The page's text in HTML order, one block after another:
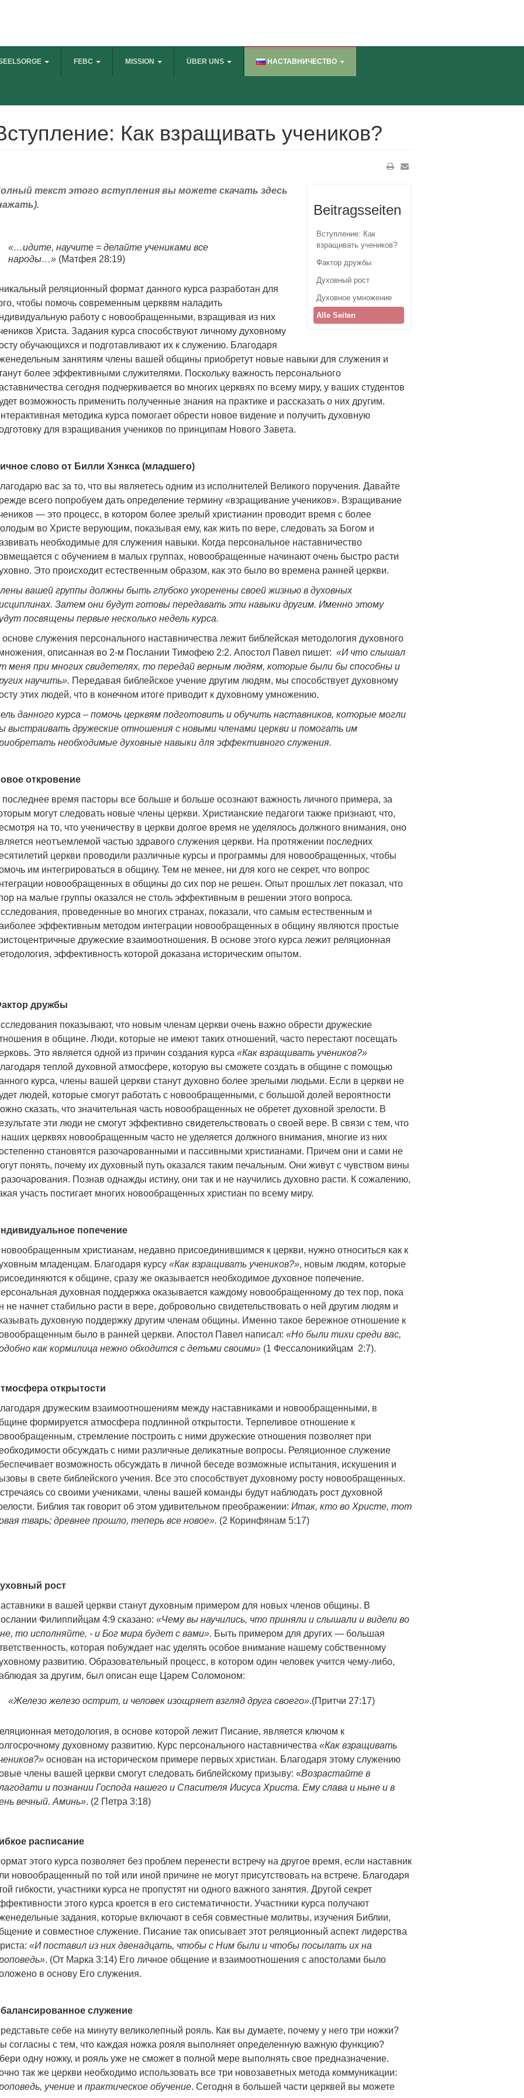
FEBC MISSION ÜBER UNS НАСТАВНИЧЕСТВО
Как взращивать учеников?
Beitragsseiten
Вступление: Как
взращивать учеников?
Фактор дружбы
Духовный рост
Духовное умножение
Alle Seiten
текст этого вступления вы можете скачать здесь
«…идите, научите = делайте учениками все
народы…» (Матфея 28:19)
реляционный формат данного курса разработан для
чтобы помочь современным церквям наладить
работу с новообращенными, взращивая из них
Христа. Задания курса способствуют личному духовному
обучающихся и подготавливают их к служению. Благодаря
занятиям члены вашей общины приобретут новые навыки для служения и
более эффективными служителями. Поскольку важность персонального
сегодня подчеркивается во многих церквях по всему миру, у ваших студентов
возможность применить полученные знания на практике и рассказать о них другим.
методика курса помогает обрести новое видение и получить духовную
для взращивания учеников по принципам Нового Завета.
слово от Билли Хэнкса (младшего)
вас за то, что вы являетесь одним из исполнителей Великого поручения. Давайте
всего попробуем дать определение термину «взращивание учеников». Взращивание
— это процесс, в котором более зрелый христианин проводит время с более
во Христе верующим, показывая ему, как жить по вере, следовать за Богом и
необходимые для служения навыки. Когда персональное наставничество
с обучением в малых группах, новообращенные начинают очень быстро расти
Это происходит естественным образом, как это было во времена ранней церкви.
вашей группы должны быть глубоко укоренены своей жизнью в духовных
Затем они будут готовы передавать эти навыки другим. Именно этому
посвящены первые несколько недель курса.
основе служения персонального наставничества лежит библейская методология духовного
описанная во 2-м Послании Тимофею 2:2. Апостол Павел пишет: «И что слышал
меня при многих свидетелях, то передай верным людям, которые были бы способны и
научить». Передавая библейское учение другим людям, мы способствует духовному
этих людей, что в конечном итоге приводит к духовному умножению.
данного курса – помочь церквям подготовить и обучить наставников, которые могли
выстраивать дружеские отношения с новыми членами церкви и помогать им
необходимые духовные навыки для эффективного служения.
откровение
последнее время пасторы все больше и больше осознают важность личного примера, за
могут следовать новые члены церкви. Христианские педагоги также признают, что,
на то, что ученичеству в церкви долгое время не уделялось должного внимания, оно
неотъемлемой частью здравого служения церкви. На протяжении последних
церкви проводили различные курсы и программы для новообращенных, чтобы
им интегрироваться в общину. Тем не менее, ни для кого не секрет, что вопрос
новообращенных в общины до сих пор не решен. Опыт прошлых лет показал, что
на малые группы оказался не столь эффективным в решении этого вопроса.
проведенные во многих странах, показали, что самым естественным и
эффективным методом интеграции новообращенных в общину являются простые
дружеские взаимоотношения. В основе этого курса лежит реляционная
эффективность которой доказана историческим опытом.
дружбы
показывают, что новым членам церкви очень важно обрести дружеские
в общине. Люди, которые не имеют таких отношений, часто перестают посещать
Это является одной из причин создания курса «Как взращивать учеников?»
теплой духовной атмосфере, которую вы сможете создать в общине с помощью
курса, члены вашей церкви станут духовно более зрелыми людьми. Если в церкви не
людей, которые смогут работать с новообращенными, с большой долей вероятности
сказать, что значительная часть новообращенных не обретет духовной зрелости. В
эти люди не смогут эффективно свидетельствовать о своей вере. В связи с тем, что
наших церквях новообращенным часто не уделяется должного внимания, многие из них
становятся разочарованными и пассивными христианами. Причем они и сами не
понять, почему их духовный путь оказался таким печальным. Они живут с чувством вины
разочарования. Познав однажды истину, они так и не научились духовно расти. К сожалению,
участь постигает многих новообращенных христиан по всему миру.
попечение
новообращенным христианам, недавно присоединившимся к церкви, нужно относиться как к
младенцам. Благодаря курсу «Как взращивать учеников?», новым людям, которые
к общине, сразу же оказывается необходимое духовное попечение.
духовная поддержка оказывается каждому новообращенному до тех пор, пока
не начнет стабильно расти в вере, добровольно свидетельствовать о ней другим людям и
духовную поддержку другим членам общины. Именно такое бережное отношение к
было в ранней церкви. Апостол Павел написал: «Но были тихи среди вас,
как кормилица нежно обходится с детьми своими» (1 Фессалоникийцам 2:7).
открытости
дружеским взаимоотношениям между наставниками и новообращенными, в
формируется атмосфера подлинной открытости. Терпеливое отношение к
стремление построить с ними дружеские отношения позволяет при
обсуждать с ними различные деликатные вопросы. Реляционное служение
возможность обсуждать в личной беседе возможные испытания, искушения и
в свете библейского учения. Все это способствует духовному росту новообращенных.
со своими учениками, члены вашей команды будут наблюдать рост духовной
Библия так говорит об этом удивительном преображении: Итак, кто во Христе, тот
тварь; древнее прошло, теперь все новое». (2 Коринфянам 5:17)
рост
в вашей церкви станут духовным примером для новых членов общины. В
Филиппийцам 4:9 сказано: «Чему вы научились, что приняли и слышали и видели во
то исполняйте, - и Бог мира будет с вами». Быть примером для других — большая
которая побуждает нас уделять особое внимание нашему собственному
развитию. Образовательный процесс, в котором один человек учится чему-либо,
за другим, был описан еще Царем Соломоном:
«Железо железо острит, и человек изощряет взгляд друга своего».(Притчи 27:17)
методология, в основе которой лежит Писание, является ключом к
духовному развитию. Курс персонального наставничества «Как взращивать
основан на историческом примере первых христиан. Благодаря этому служению
члены вашей церкви смогут следовать библейскому призыву: «Возрастайте в
и познании Господа нашего и Спасителя Иисуса Христа. Ему слава и ныне и в
вечный. Аминь». (2 Петра 3:18)
расписание
этого курса позволяет без проблем перенести встречу на другое время, если наставник
новообращенный по той или иной причине не могут присутствовать на встрече. Благодаря
гибкости, участники курса не пропустят ни одного важного занятия. Другой секрет
этого курса кроется в его систематичности. Участники курса получают
задания, которые включают в себя совместные молитвы, изучения Библии,
и совместное служение. Писание так описывает этот реляционный аспект лидерства
«И поставил из них двенадцать, чтобы с Ним были и чтобы посылать их на
. (От Марка 3:14) Его личное общение и взаимоотношения с апостолами было
в основу Его служения.
служение
себе на минуту великолепный рояль. Как вы думаете, почему у него три ножки?
согласны с тем, что каждая ножка рояля выполняет определенную важную функцию?
одну ножку, и рояль уже не сможет в полной мере выполнять свое предназначение.
так же церкви необходимо использовать все три новозаветных метода коммуникации:
учение и практическое обучение. Сегодня в большей части церквей вы можете